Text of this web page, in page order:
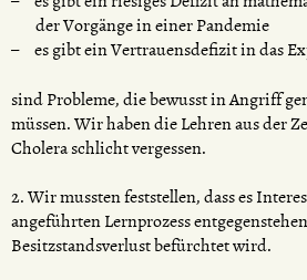
der Vorgänge in einer Pandemie
es gibt ein Vertrauensdefizit in das
sind Probleme, die bewusst in Angriff
müssen. Wir haben die Lehren aus der
Cholera schlicht vergessen.
2. Wir mussten feststellen, dass es
angeführten Lernprozess
Besitzstandsverlust befürchtet wird.